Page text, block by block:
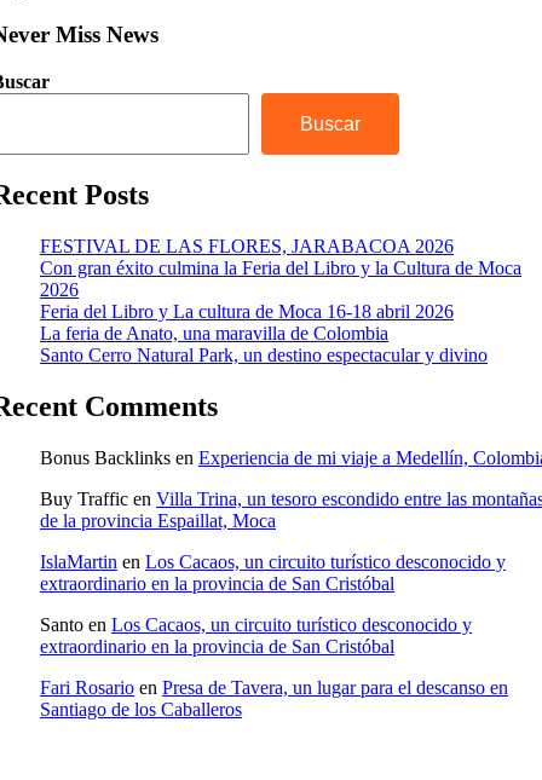
Miss News
Buscar
Posts
FESTIVAL DE LAS FLORES, JARABACOA 2026
Con gran éxito culmina la Feria del Libro y la Cultura de Moca
2026
Feria del Libro y La cultura de Moca 16-18 abril 2026
La feria de Anato, una maravilla de Colombia
Santo Cerro Natural Park, un destino espectacular y divino
Comments
Bonus Backlinks en Experiencia de mi viaje a Medellín,
Buy Traffic en Villa Trina, un tesoro escondido entre las
de la provincia Espaillat, Moca
IslaMartin en Los Cacaos, un circuito turístico desconocido y
extraordinario en la provincia de San Cristóbal
Santo en Los Cacaos, un circuito turístico desconocido y
extraordinario en la provincia de San Cristóbal
Fari Rosario en Presa de Tavera, un lugar para el descanso en
Santiago de los Caballeros